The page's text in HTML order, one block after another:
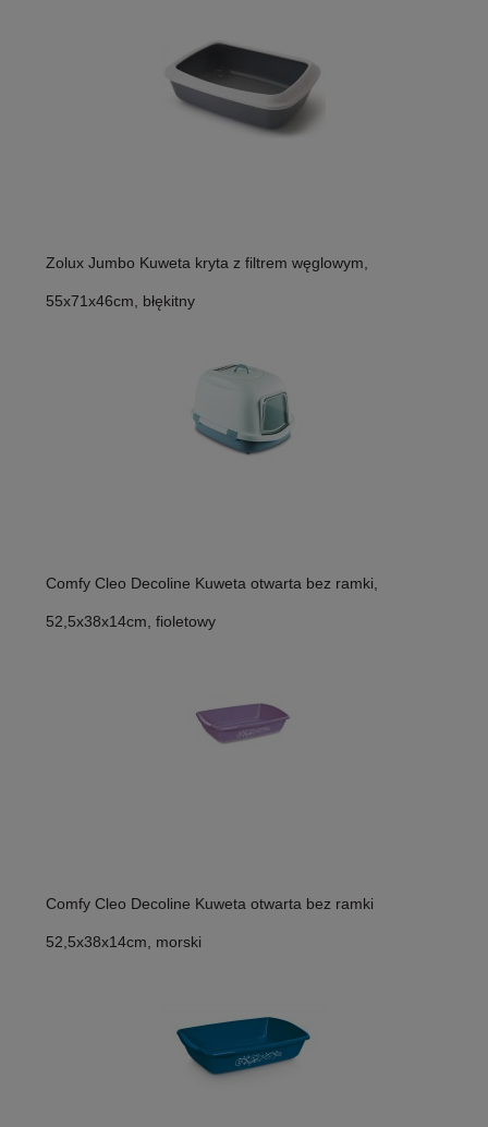
Zolux Jumbo Kuweta kryta z filtrem węglowym,
55x71x46cm, błękitny
Comfy Cleo Decoline Kuweta otwarta bez ramki,
52,5x38x14cm, fioletowy
Comfy Cleo Decoline Kuweta otwarta bez ramki
52,5x38x14cm, morski